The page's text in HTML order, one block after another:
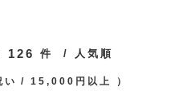
126 件 / 人気順
い 15,000円以上 ）